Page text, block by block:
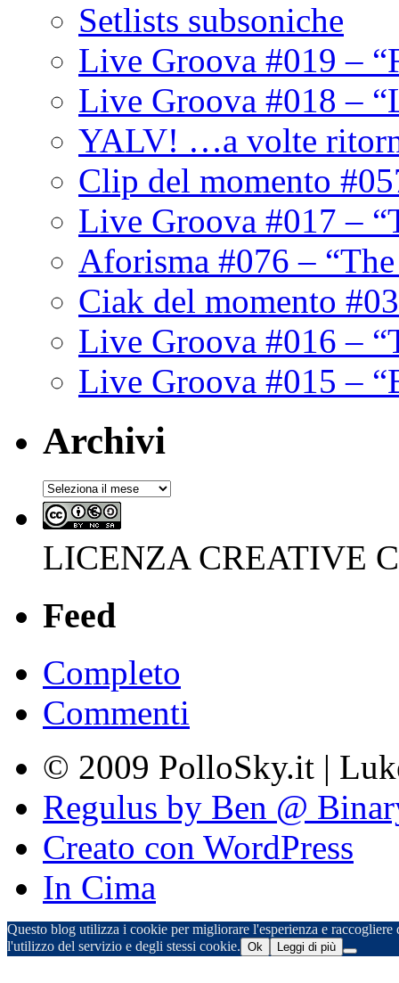
Setlists subsoniche
Live Groova #019 –
Live Groova #018 –
YALV! …a volte
Clip del momento
Live Groova #017 –
Aforisma #076 –
Ciak del momento
Live Groova #016 –
Live Groova #015 –
Archivi
Archivi
LICENZA CREATIVE
Feed
Completo
Commenti
© 2009 PolloSky.it |
Regulus by Ben @
Creato con WordPress
In Cima
Questo blog utilizza i cookie per migliorare l'esperienza e
l'utilizzo del servizio e degli stessi cookie. Ok Leggi di più